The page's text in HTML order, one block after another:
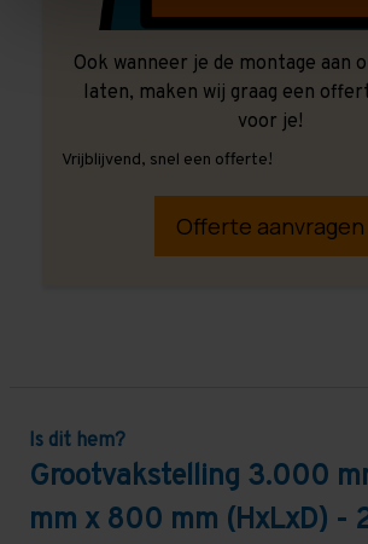
Ook wanneer je de montage aan
laten, maken wij graag een
voor je!
Vrijblijvend, snel een offerte!
Offerte aanvragen
Is dit hem?
Grootvakstelling 3.000
mm x 800 mm (HxLxD) -